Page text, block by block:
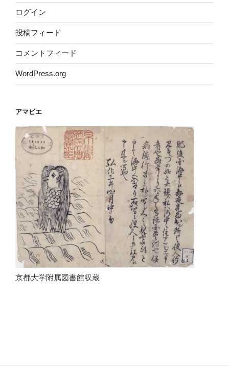
ログイン
投稿フィード
コメントフィード
WordPress.org
アマビエ
京都大学附属図書館収蔵